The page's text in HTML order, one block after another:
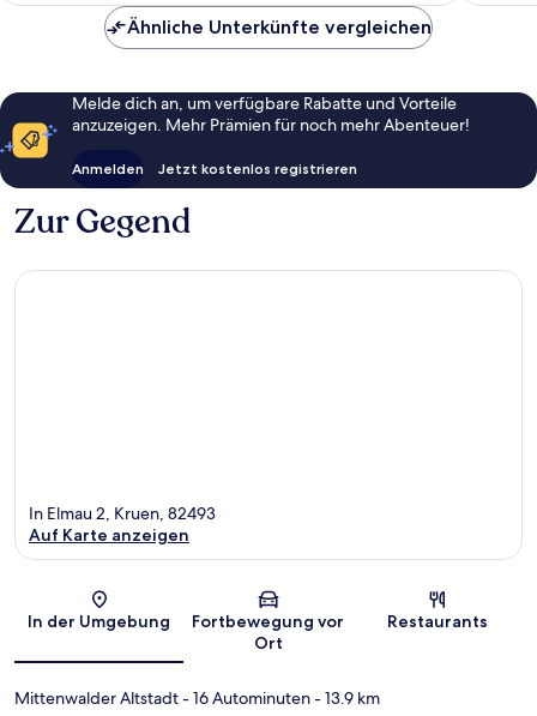
Ähnliche Unterkünfte vergleichen
Melde dich an, um verfügbare Rabatte und Vorteile
anzuzeigen. Mehr Prämien für noch mehr Abenteuer!
Anmelden Jetzt kostenlos registrieren
Zur Gegend
Karte
In Elmau 2, Kruen, 82493
Auf Karte anzeigen
In der Umgebung
Fortbewegung vor
Ort
Restaurants
Mittenwalder Altstadt- 16 Autominuten- 13.9 km